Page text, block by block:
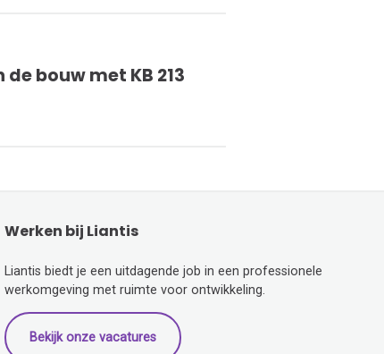
bouw met KB 213
Werken bij Liantis
Liantis biedt je een uitdagende job in een professionele
werkomgeving met ruimte voor ontwikkeling.
Bekijk onze vacatures